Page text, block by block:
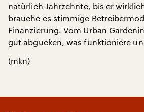
natürlich Jahrzehnte, bis er
brauche es stimmige
Finanzierung. Vom Urban
gut abgucken, was funktioniere
(mkn)